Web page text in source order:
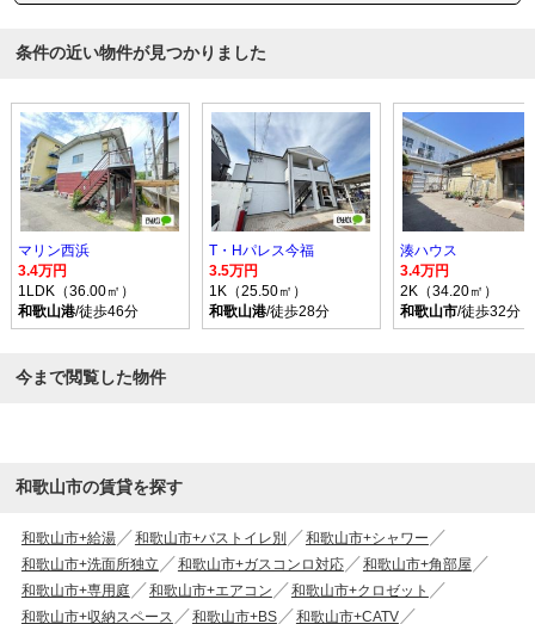
条件の近い物件が見つかりました
マリン西浜
3.4万円
1LDK（36.00㎡）
和歌山港/徒歩46分
T・Hパレス今福
3.5万円
1K（25.50㎡）
和歌山港/徒歩28分
湊ハウス
3.4万円
2K（34.20㎡）
和歌山市/徒歩32分
今まで閲覧した物件
和歌山市の賃貸を探す
和歌山市+給湯 和歌山市+バストイレ別
和歌山市+シャワー
和歌山市+洗面所独立
和歌山市+ガスコンロ対応
和歌山市+角部屋
和歌山市+専用庭
和歌山市+エアコン
和歌山市+クロゼット
和歌山市+収納スペース
和歌山市+BS
和歌山市+CATV